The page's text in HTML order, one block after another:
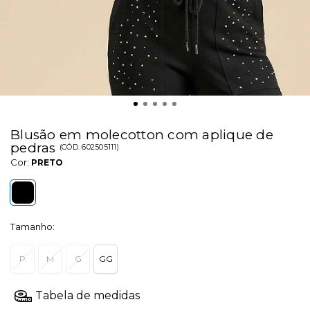
Blusão em molecotton com aplique de
pedras
(CÓD.602505111)
Cor: PRETO
Tamanho:
P M G GG